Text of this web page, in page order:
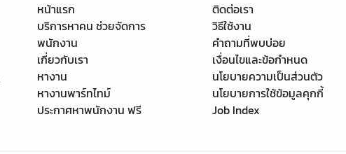
หน้าแรก
บริการหาคน ช่วยจัดการ
พนักงาน
เกี่ยวกับเรา
หางาน
หางานพาร์ทไทม์
ประกาศหาพนักงาน ฟรี
ติดต่อเรา
วิธีใช้งาน
คำถามที่พบบ่อย
เงื่อนไขและข้อกำหนด
นโยบายความเป็นส่วนตัว
นโยบายการใช้ข้อมูลคุกกี้
Job Index